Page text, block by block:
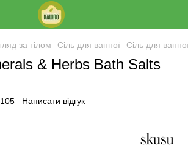
за тілом Сіль для ванної Сіль для
& Herbs Bath Salts
Написати відгук